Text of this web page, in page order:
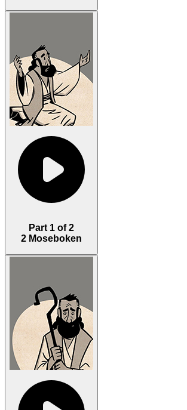
Part 1 of 2
2 Moseboken